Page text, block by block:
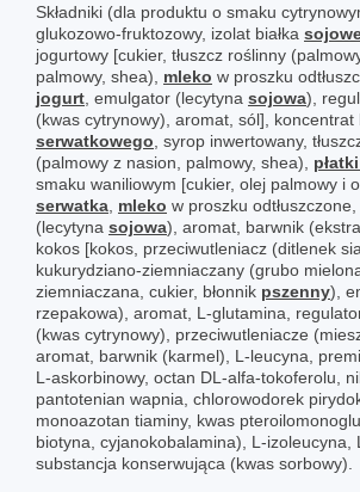
Składniki (dla produktu o smaku
glukozowo-fruktozowy, izolat białka
jogurtowy [cukier, tłuszcz roślinny
palmowy, shea), mleko w proszku
jogurt , emulgator (lecytyna sojowa),
(kwas cytrynowy), aromat, sól], koncentrat
serwatkowego , syrop inwertowany,
(palmowy z nasion, palmowy, shea),
smaku waniliowym [cukier, olej palmowy i
serwatka mleko w proszku
(lecytyna sojowa), aromat, barwnik
kokos [kokos, przeciwutleniacz (ditlenek
kukurydziano-ziemniaczany (grubo
ziemniaczana, cukier, błonnik pszenny),
rzepakowa), aromat, L-glutamina,
(kwas cytrynowy), przeciwutleniacze
aromat, barwnik (karmel), L-leucyna,
L-askorbinowy, octan DL-alfa-tokoferolu,
pantotenian wapnia, chlorowodorek
monoazotan tiaminy, kwas
biotyna, cyjanokobalamina), L-izoleucyna,
substancja konserwująca (kwas sorbowy).